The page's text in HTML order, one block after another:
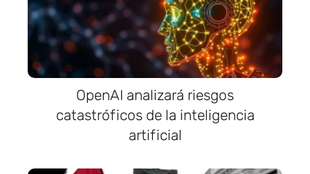
OpenAI analizará riesgos
catastróficos de la inteligencia
artificial